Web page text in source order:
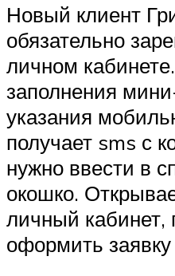
Новый клиент
обязательно
личном
заполнения
указания
получает sms с
нужно ввести в
окошко.
личный
оформить